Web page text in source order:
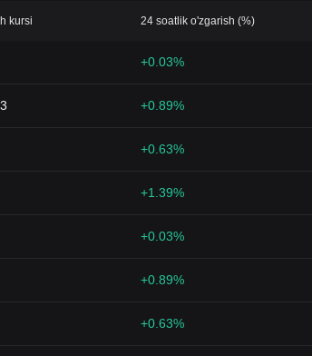
kursi 24 soatlik o'zgarish (%)
+0.03%
+0.89%
+0.63%
+1.39%
+0.03%
+0.89%
+0.63%